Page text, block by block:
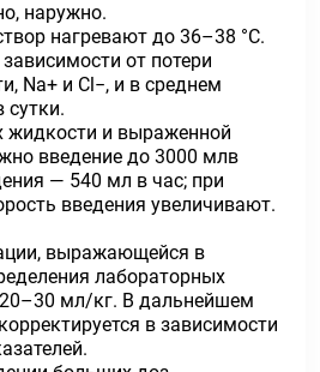
наружно.
нагревают до 36–38 °C.
от потери
Na+ и Cl−, и в среднем
сутки.
жидкости и выраженной
введение до 3000 млв
— 540 мл в час; при
введения увеличивают.
выражающейся в
лабораторных
мл/кг. В дальнейшем
в зависимости